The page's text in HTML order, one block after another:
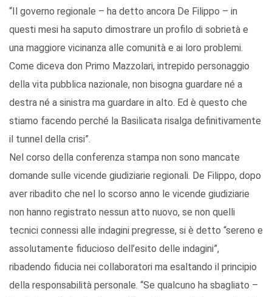
“Il governo regionale – ha detto ancora De Filippo – in
questi mesi ha saputo dimostrare un profilo di sobrietà e
una maggiore vicinanza alle comunità e ai loro problemi.
Come diceva don Primo Mazzolari, intrepido personaggio
della vita pubblica nazionale, non bisogna guardare né a
destra né a sinistra ma guardare in alto. Ed è questo che
stiamo facendo perché la Basilicata risalga definitivamente
il tunnel della crisi”.
Nel corso della conferenza stampa non sono mancate
domande sulle vicende giudiziarie regionali. De Filippo, dopo
aver ribadito che nel lo scorso anno le vicende giudiziarie
non hanno registrato nessun atto nuovo, se non quelli
tecnici connessi alle indagini pregresse, si è detto “sereno e
assolutamente fiducioso dell’esito delle indagini”,
ribadendo fiducia nei collaboratori ma esaltando il principio
della responsabilità personale. “Se qualcuno ha sbagliato –